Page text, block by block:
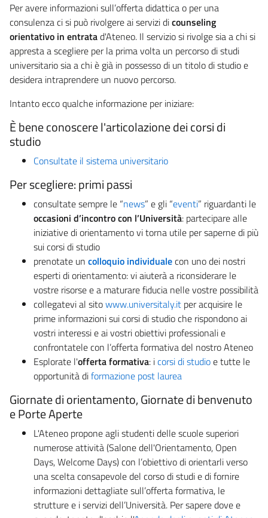
Per avere informazioni sull’offerta didattica o per una
consulenza ci si può rivolgere ai servizi dicounseling
orientativo in entratad'Ateneo. Il servizio si rivolge sia a chi si
appresta a scegliere per la prima volta un percorso di studi
universitario sia a chi è già in possesso di un titolo di studio e
desidera intraprendere un nuovo percorso.
Intanto ecco qualche informazione per iniziare:
È bene conoscere l'articolazione dei corsi di
studio
Consultate il sistema universitario
Per scegliere: primi passi
consultate sempre le “news” e gli “eventi” riguardanti le
occasioni d’incontro con l’Università: partecipare alle
iniziative di orientamento vi torna utile per saperne di più
sui corsi di studio
prenotate un colloquio individualecon uno dei nostri
esperti di orientamento: vi aiuterà a riconsiderare le
vostre risorse e a maturare fiducia nelle vostre possibilità
collegatevi al sitowww.universitaly.it per acquisire le
prime informazioni sui corsi di studio che rispondono ai
vostri interessi e ai vostri obiettivi professionali e
confrontatele con l’offerta formativa del nostro Ateneo
Esplorate l'offerta formativa: icorsi di studioe tutte le
opportunità diformazione post laurea
Giornate di orientamento, Giornate di benvenuto
e Porte Aperte
L'Ateneo propone agli studenti delle scuole superiori
numerose attività (Salone dell'Orientamento, Open
Days, Welcome Days) con l’obiettivo di orientarli verso
una scelta consapevole del corso di studi e di fornire
informazioni dettagliate sull’offerta formativa, le
strutture e i servizi dell’Università. Per sapere dove e